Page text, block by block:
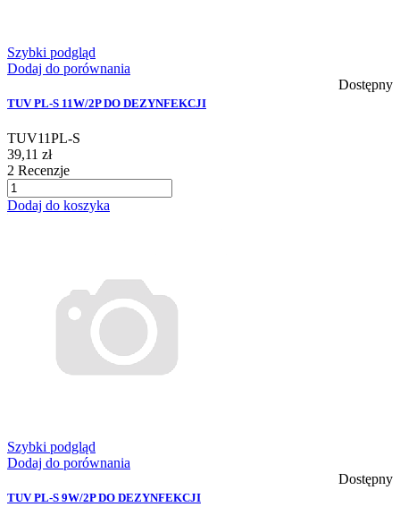
Szybki podgląd
Dodaj do porównania
Dostępny
TUV PL-S 11W/2P DO DEZYNFEKCJI
TUV11PL-S
39,11 zł
2 Recenzje
Dodaj do koszyka
Szybki podgląd
Dodaj do porównania
Dostępny
TUV PL-S 9W/2P DO DEZYNFEKCJI